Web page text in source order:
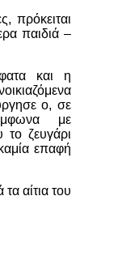
πρόκειται
παιδιά –
και η
ο, σε
με
ζευγάρι
επαφή
αίτια του